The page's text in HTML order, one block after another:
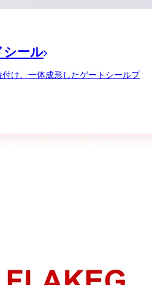
シール
け、一体成形したゲートシールプ